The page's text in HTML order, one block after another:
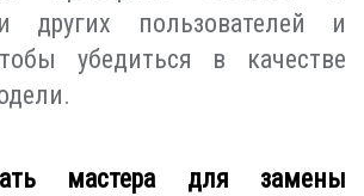
других пользователей и
убедиться в качестве
мастера для замены